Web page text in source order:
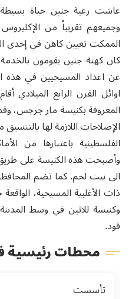
عاشت رعية جنين حياة
وجميعهم تقريباً من
الممكت تعيين كاهن في إحدى
كان كهنة جنين يقومون بالخدمة
عن اعداد المسيحيين في هذه
اوائل القرن الرابع الميلادي
المعروفة بكنيسة مار جرجس،
الإصلاحات اللازمة لها
الفلسطينية باعتبارها من
وأصبحت هذه الكنيسة على
الى بيت لحم. كما تضم المحافظة
ذات الأغلبية المسيحية،
وكنيسة للاتين في وسط
قود.
محطات رئيسية
تأسست